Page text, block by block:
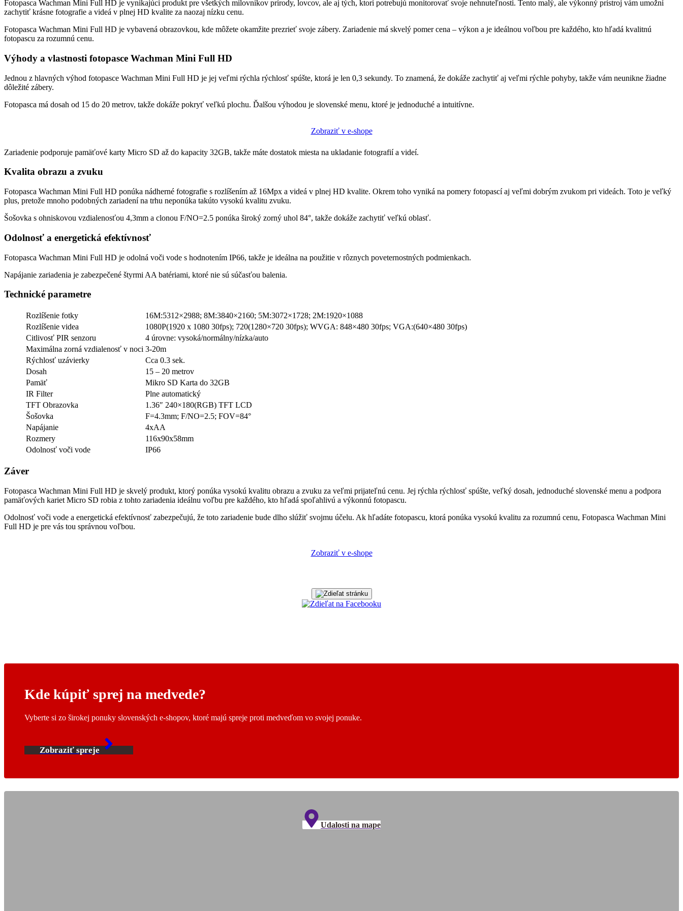
Fotopasca Wachman Mini Full HD je vynikajúci produkt pre všetkých milovníkov prírody, lovcov, ale aj tých, ktorí potrebujú monitorovať svoje nehnuteľnosti. Tento malý, ale výkonný prístroj vám umožní
zachytiť krásne fotografie a videá v plnej HD kvalite za naozaj nízku cenu.
Fotopasca Wachman Mini Full HD je vybavená obrazovkou, kde môžete okamžite prezrieť svoje zábery. Zariadenie má skvelý pomer cena – výkon a je ideálnou voľbou pre každého, kto hľadá kvalitnú
fotopascu za rozumnú cenu.
Výhody a vlastnosti fotopasce Wachman Mini Full HD
Jednou z hlavných výhod fotopasce Wachman Mini Full HD je jej veľmi rýchla rýchlosť spúšte, ktorá je len 0,3 sekundy. To znamená, že dokáže zachytiť aj veľmi rýchle pohyby, takže vám neunikne žiadne
dôležité zábery.
Fotopasca má dosah od 15 do 20 metrov, takže dokáže pokryť veľkú plochu. Ďalšou výhodou je slovenské menu, ktoré je jednoduché a intuitívne.
Zobraziť v e-shope
Zariadenie podporuje pamäťové karty Micro SD až do kapacity 32GB, takže máte dostatok miesta na ukladanie fotografií a videí.
Kvalita obrazu a zvuku
Fotopasca Wachman Mini Full HD ponúka nádherné fotografie s rozlíšením až 16Mpx a videá v plnej HD kvalite. Okrem toho vyniká na pomery fotopascí aj veľmi dobrým zvukom pri videách. Toto je veľký
plus, pretože mnoho podobných zariadení na trhu neponúka takúto vysokú kvalitu zvuku.
Šošovka s ohniskovou vzdialenosťou 4,3mm a clonou F/NO=2.5 ponúka široký zorný uhol 84°, takže dokáže zachytiť veľkú oblasť.
Odolnosť a energetická efektívnosť
Fotopasca Wachman Mini Full HD je odolná voči vode s hodnotením IP66, takže je ideálna na použitie v rôznych poveternostných podmienkach.
Napájanie zariadenia je zabezpečené štyrmi AA batériami, ktoré nie sú súčasťou balenia.
Technické parametre
Rozlíšenie fotky
16M:5312×2988; 8M:3840×2160; 5M:3072×1728; 2M:1920×1088
Rozlíšenie videa
1080P(1920 x 1080 30fps); 720(1280×720 30fps); WVGA: 848×480 30fps; VGA:(640×480 30fps)
Citlivosť PIR senzoru
4 úrovne: vysoká/normálny/nízka/auto
Maximálna zorná vzdialenosť v noci 3-20m
Rýchlosť uzávierky
Cca 0.3 sek.
Dosah
15 – 20 metrov
Pamäť
Mikro SD Karta do 32GB
IR Filter
Plne automatický
TFT Obrazovka
1.36″ 240×180(RGB) TFT LCD
Šošovka
F=4.3mm; F/NO=2.5; FOV=84°
Napájanie
4xAA
Rozmery
116x90x58mm
Odolnosť voči vode
IP66
Záver
Fotopasca Wachman Mini Full HD je skvelý produkt, ktorý ponúka vysokú kvalitu obrazu a zvuku za veľmi prijateľnú cenu. Jej rýchla rýchlosť spúšte, veľký dosah, jednoduché slovenské menu a podpora
pamäťových kariet Micro SD robia z tohto zariadenia ideálnu voľbu pre každého, kto hľadá spoľahlivú a výkonnú fotopascu.
Odolnosť voči vode a energetická efektívnosť zabezpečujú, že toto zariadenie bude dlho slúžiť svojmu účelu. Ak hľadáte fotopascu, ktorá ponúka vysokú kvalitu za rozumnú cenu, Fotopasca Wachman Mini
Full HD je pre vás tou správnou voľbou.
Zobraziť v e-shope
Kde kúpiť sprej na medvede?
Vyberte si zo širokej ponuky slovenských e-shopov, ktoré majú spreje proti medveďom vo svojej ponuke.
Zobraziť spreje
Udalosti na mape